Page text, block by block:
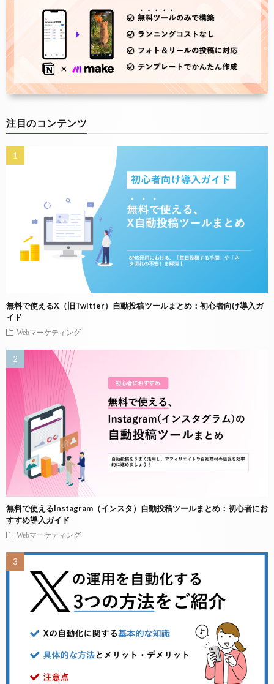
注目のコンテンツ
無料で使えるX（旧Twitter）自動投稿ツールまとめ：初心者向け導入ガ
イド
Webマーケティング
無料で使えるInstagram（インスタ）自動投稿ツールまとめ：初心者にお
すすめ導入ガイド
Webマーケティング